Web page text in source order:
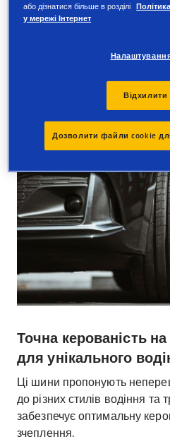
Точна керованість
для унікального
Ці шини пропонують
до різних стилів водіння та
забезпечує оптимальну
зчеплення.
або дізнатися більше в розділі
у мережі Інтернет
Відхилити
Дозволити файли cookie